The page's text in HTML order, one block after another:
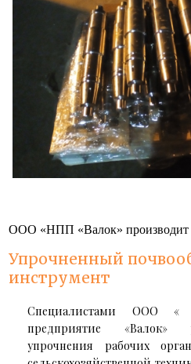
ООО «НПП «Валок»
Упрочненный
инструмент
Специалистами ООО «
предприятие «Валок»
упрочнения рабочих